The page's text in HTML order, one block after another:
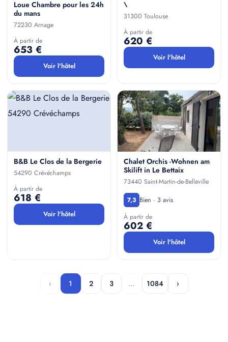
Loue Chambre pour les 24h
du mans
72230 Arnage
À partir de
653 €
Voir l'hôtel
\
31300 Toulouse
À partir de
620 €
Voir l'hôtel
B&B Le Clos de la Bergerie
54290 Crévéchamps
À partir de
618 €
Voir l'hôtel
Chalet Orchis -Wohnen am
Skilift in Le Bettaix
73440 Saint-Martin-de-Belleville
7,3 Bien · 3 avis
À partir de
602 €
Voir l'hôtel
‹ 1 2 3 … 1084 ›